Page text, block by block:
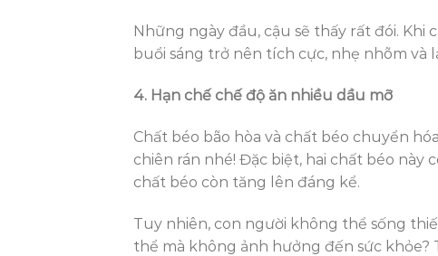
Những ngày đầu, cậu sẽ thấy rất đói. Khi
buổi sáng trở nên tích cực, nhẹ nhõm và
4. Hạn chế chế độ ăn nhiều dầu mỡ
Chất béo bão hòa và chất béo chuyển
chiên rán nhé! Đặc biệt, hai chất béo
chất béo còn tăng lên đáng kể.
Tuy nhiên, con người không thể sống
thể mà không ảnh hưởng đến sức khỏe?